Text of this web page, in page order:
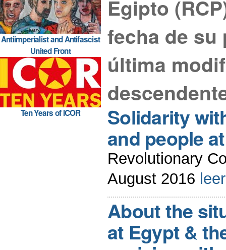
Antiimperialist and Antifascist
United Front
Ten Years of ICOR
Egipto
fecha de
última
Solidarity
and people
Revolutionary
August 2016
About the
at Egypt &